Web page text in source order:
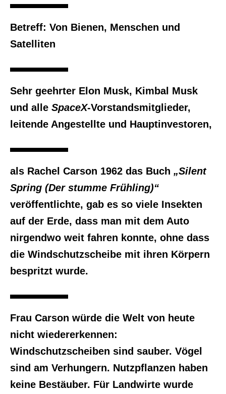
Betreff: Von Bienen, Menschen und
Satelliten
Sehr geehrter Elon Musk, Kimbal Musk
und alle SpaceX-Vorstandsmitglieder,
leitende Angestellte und Hauptinvestoren,
als Rachel Carson 1962 das Buch „Silent
Spring (Der stumme Frühling)“
veröffentlichte, gab es so viele Insekten
auf der Erde, dass man mit dem Auto
nirgendwo weit fahren konnte, ohne dass
die Windschutzscheibe mit ihren Körpern
bespritzt wurde.
Frau Carson würde die Welt von heute
nicht wiedererkennen:
Windschutzscheiben sind sauber. Vögel
sind am Verhungern. Nutzpflanzen haben
keine Bestäuber. Für Landwirte wurde